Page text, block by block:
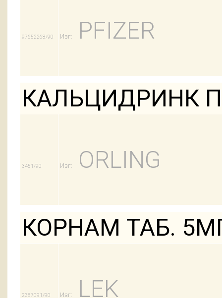
97652268/90 Изг: PFIZER
КАЛЬЦИДРИНК
3451/90 Изг: ORLING
КОРНАМ ТАБ.
2387091/90 Изг: LEK